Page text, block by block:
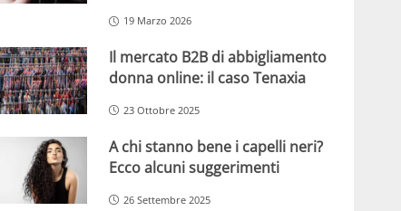
19 Marzo 2026
Il mercato B2B di abbigliamento
donna online: il caso Tenaxia
23 Ottobre 2025
A chi stanno bene i capelli neri?
Ecco alcuni suggerimenti
26 Settembre 2025